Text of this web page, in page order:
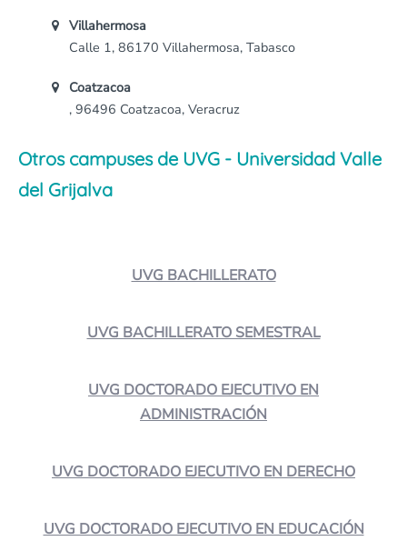
Villahermosa
Calle 1, 86170 Villahermosa, Tabasco
Coatzacoa
, 96496 Coatzacoa, Veracruz
Otros campuses de UVG - Universidad Valle
del Grijalva
UVG BACHILLERATO
UVG BACHILLERATO SEMESTRAL
UVG DOCTORADO EJECUTIVO EN
ADMINISTRACIÓN
UVG DOCTORADO EJECUTIVO EN DERECHO
UVG DOCTORADO EJECUTIVO EN EDUCACIÓN